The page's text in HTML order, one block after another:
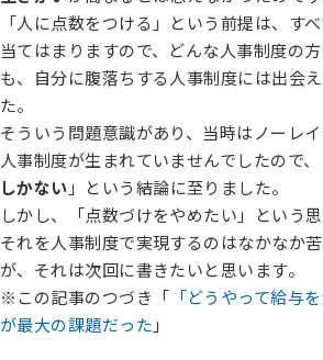
「人に点数をつける」という前提は、す
当てはまりますので、どんな人事制度の
も、自分に腹落ちする人事制度には出会
た。
そういう問題意識があり、当時はノーレ
人事制度が生まれていませんでしたので
しかない 」という結論に至りました。
しかし、「点数づけをやめたい」という思
それを人事制度で実現するのはなかなか
が、それは次回に書きたいと思います。
※この記事のつづき「 「どうやって給与
が最大の課題だった 」